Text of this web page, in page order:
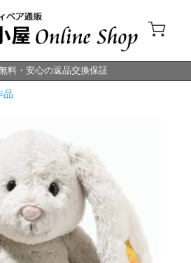
料・安心の返品交換保証
品